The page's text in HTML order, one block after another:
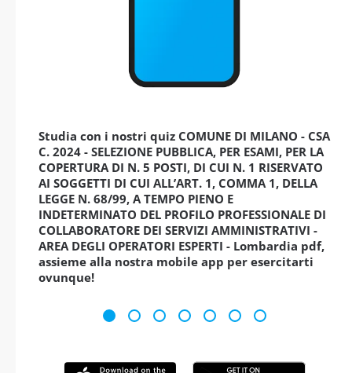
Studia con i nostri quiz COMUNE DI MILANO - CSA
C. 2024 - SELEZIONE PUBBLICA, PER ESAMI, PER LA
COPERTURA DI N. 5 POSTI, DI CUI N. 1 RISERVATO
AI SOGGETTI DI CUI ALL’ART. 1, COMMA 1, DELLA
LEGGE N. 68/99, A TEMPO PIENO E
INDETERMINATO DEL PROFILO PROFESSIONALE DI
COLLABORATORE DEI SERVIZI AMMINISTRATIVI -
AREA DEGLI OPERATORI ESPERTI - Lombardia pdf,
assieme alla nostra mobile app per esercitarti
ovunque!